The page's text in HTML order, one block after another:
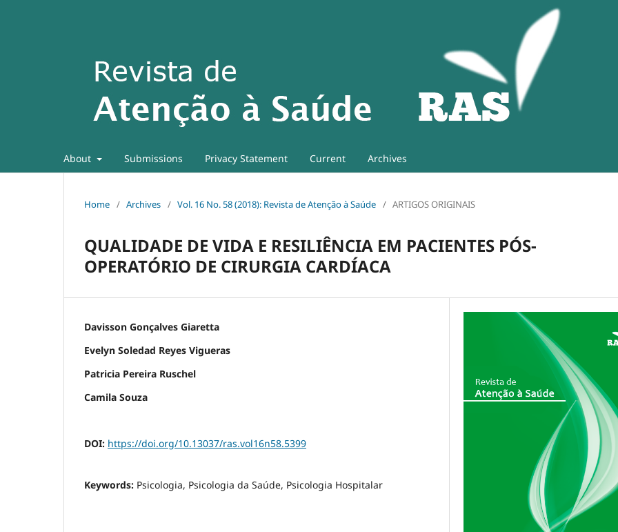
About Submissions Privacy Statement Current Archives
Home / Archives / Vol. 16 No. 58 (2018): Revista de Atenção à Saúde / ARTIGOS ORIGINAIS
QUALIDADE DE VIDA E RESILIÊNCIA EM PACIENTES PÓS-
OPERATÓRIO DE CIRURGIA CARDÍACA
Davisson Gonçalves Giaretta
Evelyn Soledad Reyes Vigueras
Patricia Pereira Ruschel
Camila Souza
DOI: https://doi.org/10.13037/ras.vol16n58.5399
Keywords: Psicologia, Psicologia da Saúde, Psicologia Hospitalar